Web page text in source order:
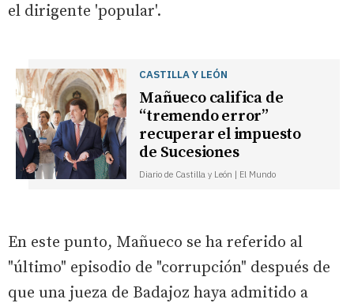
el dirigente 'popular'.
CASTILLA Y LEÓN
Mañueco califica de
“tremendo error”
recuperar el impuesto
de Sucesiones
Diario de Castilla y León | El Mundo
En este punto, Mañueco se ha referido al
"último" episodio de "corrupción" después de
que una jueza de Badajoz haya admitido a